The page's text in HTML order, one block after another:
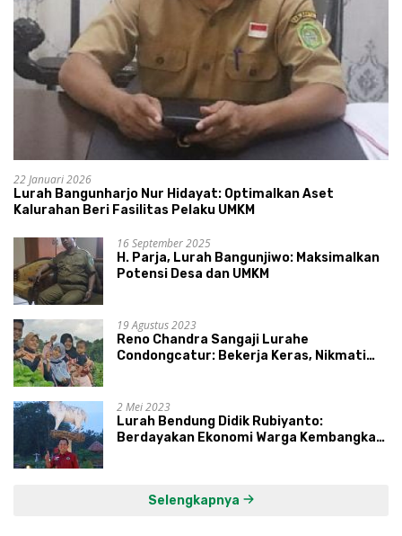
22 Januari 2026
Lurah Bangunharjo Nur Hidayat: Optimalkan Aset
Kalurahan Beri Fasilitas Pelaku UMKM
16 September 2025
H. Parja, Lurah Bangunjiwo: Maksimalkan
Potensi Desa dan UMKM
19 Agustus 2023
Reno Chandra Sangaji Lurahe
Condongcatur: Bekerja Keras, Nikmati
2 Mei 2023
Lurah Bendung Didik Rubiyanto:
Berdayakan Ekonomi Warga Kembangkan
Selengkapnya